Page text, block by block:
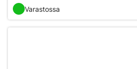
Varastossa